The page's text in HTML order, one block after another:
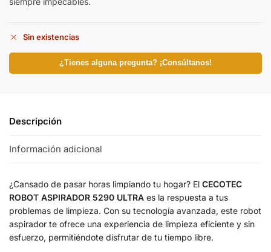
Sin existencias
¿Tienes alguna pregunta? ¡Consúltanos!
Descripción
Información adicional
¿Cansado de pasar horas limpiando tu hogar? El CECOTEC
ROBOT ASPIRADOR 5290 ULTRA es la respuesta a tus
problemas de limpieza. Con su tecnología avanzada, este robot
aspirador te ofrece una experiencia de limpieza eficiente y sin
esfuerzo, permitiéndote disfrutar de tu tiempo libre.